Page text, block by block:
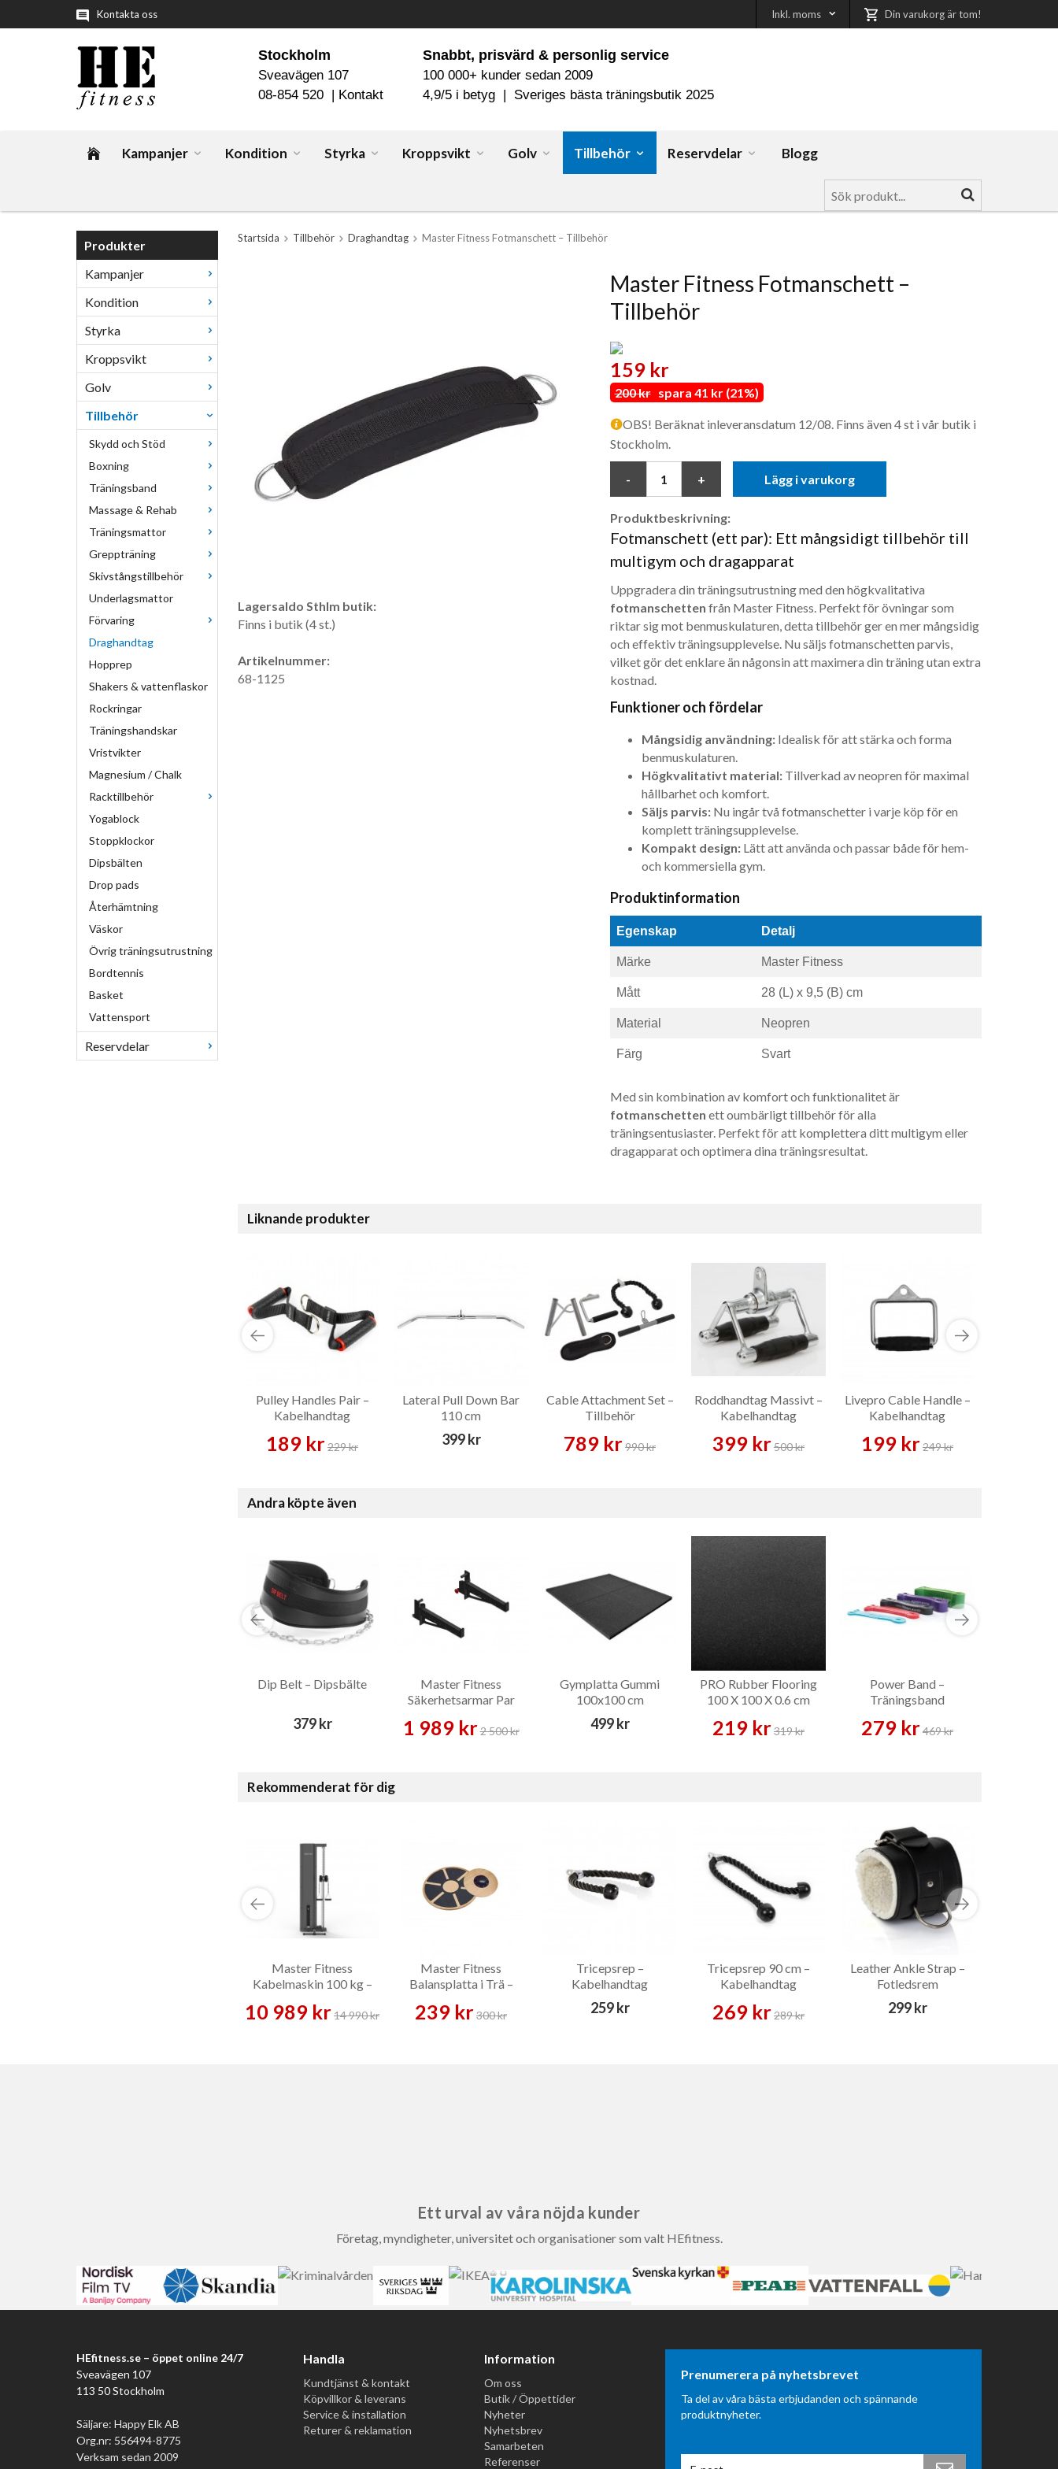
Kontakta oss Inkl. moms Din varukorg är tom!
Snabbt, prisvärd & personlig service
100 000+ kunder sedan 2009
4,9/5 i betyg | Sveriges bästa träningsbutik 2025
Stockholm
Sveavägen 107
08-854 520 | Kontakt
Kampanjer Kondition Styrka Kroppsvikt Golv Tillbehör Reservdelar Blogg
Produkter
Kampanjer
Kondition
Styrka
Kroppsvikt
Golv
Tillbehör
Skydd och Stöd
Boxning
Träningsband
Massage & Rehab
Träningsmattor
Greppträning
Skivstångstillbehör
Underlagsmattor
Förvaring
Draghandtag
Hopprep
Shakers & vattenflaskor
Rockringar
Träningshandskar
Vristvikter
Magnesium / Chalk
Racktillbehör
Yogablock
Stoppklockor
Dipsbälten
Drop pads
Återhämtning
Väskor
Övrig träningsutrustning
Bordtennis
Basket
Vattensport
Reservdelar
Startsida Tillbehör Draghandtag Master Fitness Fotmanschett – Tillbehör
Master Fitness Fotmanschett –
Tillbehör
159 kr
200 krspara 41 kr (21%)
OBS! Beräknat inleveransdatum 12/08. Finns även 4 st i vår butik i
Stockholm.
Lägg i varukorg
Produktbeskrivning:
Fotmanschett (ett par): Ett mångsidigt tillbehör till
multigym och dragapparat
Uppgradera din träningsutrustning med den högkvalitativa
fotmanschetten från Master Fitness. Perfekt för övningar som
riktar sig mot benmuskulaturen, detta tillbehör ger en mer mångsidig
och effektiv träningsupplevelse. Nu säljs fotmanschetten parvis,
vilket gör det enklare än någonsin att maximera din träning utan extra
kostnad.
Funktioner och fördelar
Mångsidig användning:Idealisk för att stärka och forma
benmuskulaturen.
Högkvalitativt material:Tillverkad av neopren för maximal
hållbarhet och komfort.
Säljs parvis:Nu ingår två fotmanschetter i varje köp för en
komplett träningsupplevelse.
Kompakt design:Lätt att använda och passar både för hem-
och kommersiella gym.
Produktinformation
Egenskap Detalj
Märke Master Fitness
Mått 28 (L) x 9,5 (B) cm
Material Neopren
Färg Svart
Med sin kombination av komfort och funktionalitet är
fotmanschetten ett oumbärligt tillbehör för alla
träningsentusiaster. Perfekt för att komplettera ditt multigym eller
dragapparat och optimera dina träningsresultat.
Lagersaldo Sthlm butik:
Finns i butik (4 st.)
Artikelnummer:
68-1125
Liknande produkter
Pulley Handles Pair –
Kabelhandtag
189 kr229 kr
Lateral Pull Down Bar
110 cm
399 kr
Cable Attachment Set –
Tillbehör
789 kr990 kr
Roddhandtag Massivt –
Kabelhandtag
399 kr500 kr
Livepro Cable Handle –
Kabelhandtag
199 kr249 kr
Andra köpte även
Dip Belt – Dipsbälte
379 kr
Master Fitness
Säkerhetsarmar Par
Tillbehör
1 989 kr2 500 kr
Gymplatta Gummi
100x100 cm
499 kr
PRO Rubber Flooring
100 X 100 X 0.6 cm
219 kr319 kr
Power Band –
Träningsband
279 kr469 kr
Rekommenderat för dig
Master Fitness
Kabelmaskin 100 kg –
10 989 kr14 990 kr
Master Fitness
Balansplatta i Trä –
239 kr300 kr
Tricepsrep –
Kabelhandtag
259 kr
Tricepsrep 90 cm –
Kabelhandtag
269 kr289 kr
Leather Ankle Strap –
Fotledsrem
299 kr
Ett urval av våra nöjda kunder
Företag, myndigheter, universitet och organisationer som valt HEfitness.
HEfitness.se – öppet online 24/7
Sveavägen 107
113 50 Stockholm
Säljare: Happy Elk AB
Org.nr: 556494-8775
Verksam sedan 2009
Handla
Kundtjänst & kontakt
Köpvillkor & leverans
Service & installation
Returer & reklamation
Information
Om oss
Butik / Öppettider
Nyheter
Nyhetsbrev
Samarbeten
Referenser
Prenumerera på nyhetsbrevet
Ta del av våra bästa erbjudanden och spännande
produktnyheter.